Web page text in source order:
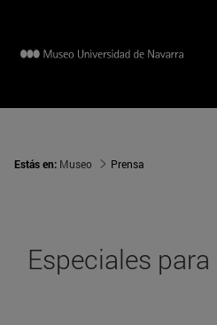
Estás en: Museo Prensa
Especiales